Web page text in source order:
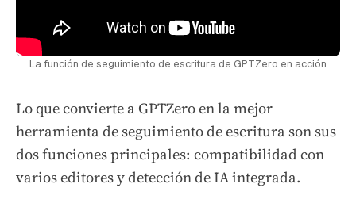
La función de seguimiento de escritura de GPTZero en acción
Lo que convierte a GPTZero en la mejor
herramienta de seguimiento de escritura son sus
dos funciones principales: compatibilidad con
varios editores y detección de IA integrada.